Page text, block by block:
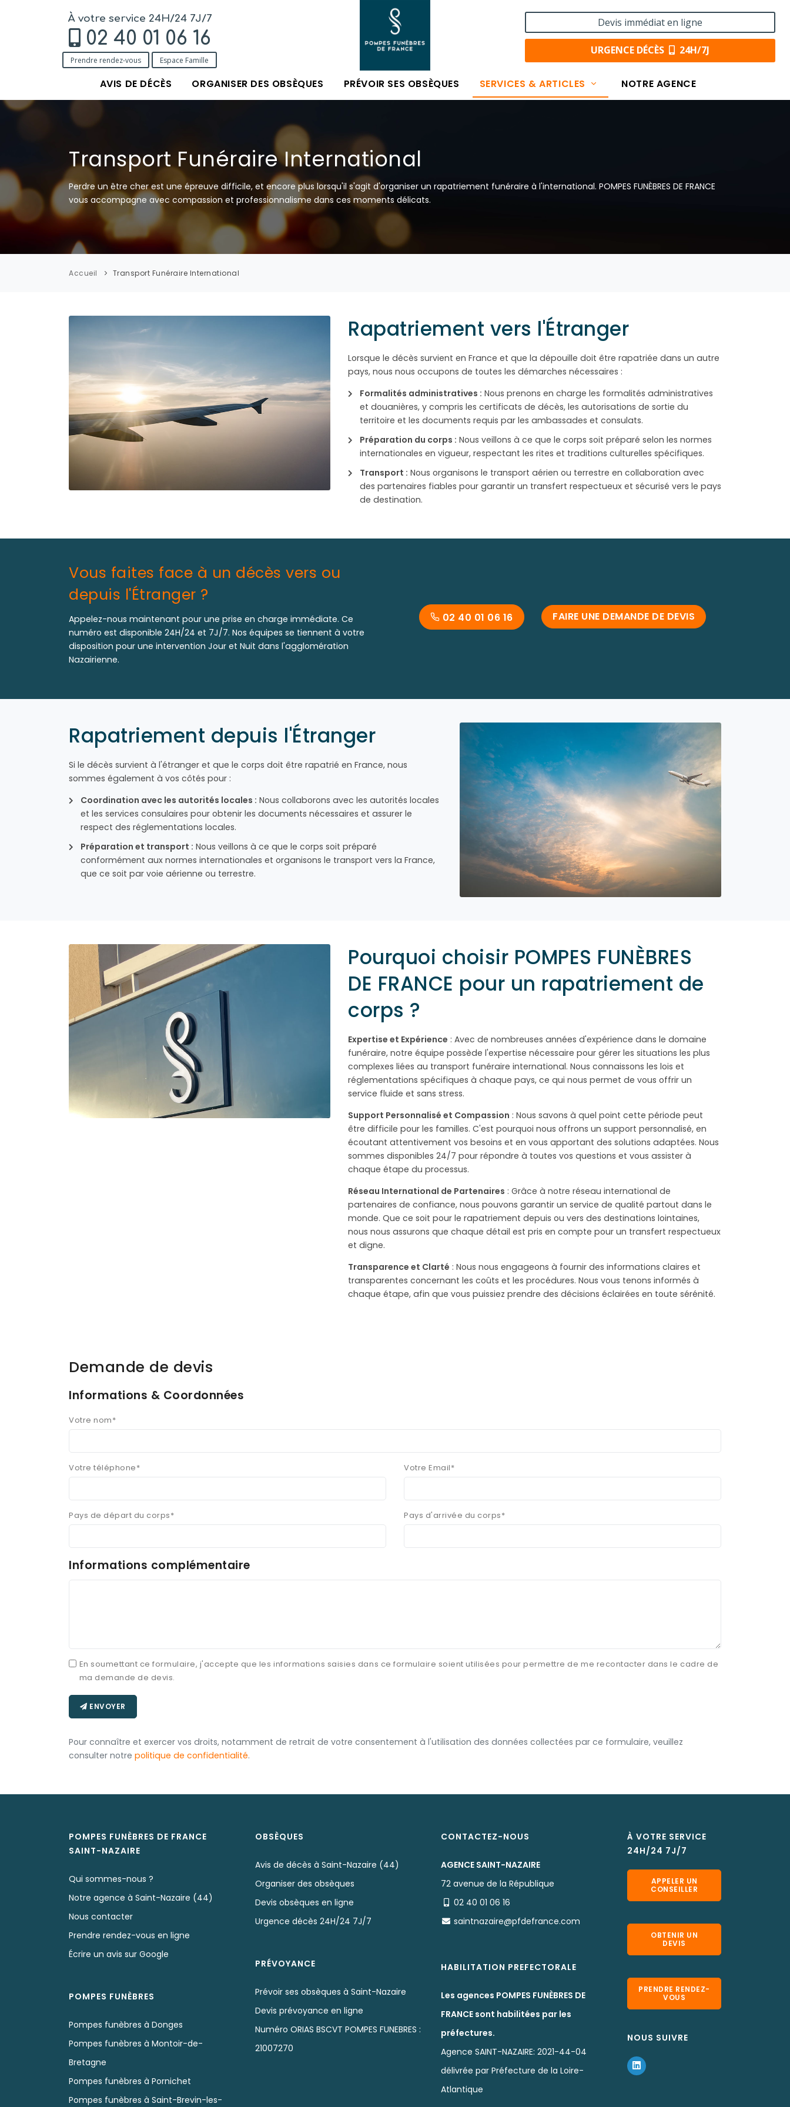
À votre service 24H/24 7J/7
02 40 01 06 16
Prendre rendez-vous Espace Famille
Devis immédiat en ligne
URGENCE DÉCÈS 24H/7J
AVIS DE DÉCÈS ORGANISER DES OBSÈQUES PRÉVOIR SES OBSÈQUES SERVICES & ARTICLES NOTRE AGENCE
Transport Funéraire International
Perdre un être cher est une épreuve difficile, et encore plus lorsqu'il s'agit d'organiser un rapatriement funéraire à l'international. POMPES FUNÈBRES DE FRANCE
vous accompagne avec compassion et professionnalisme dans ces moments délicats.
Accueil Transport Funéraire International
Rapatriement vers l'Étranger
Lorsque le décès survient en France et que la dépouille doit être rapatriée dans un autre
pays, nous nous occupons de toutes les démarches nécessaires :
Formalités administratives : Nous prenons en charge les formalités administratives
et douanières, y compris les certificats de décès, les autorisations de sortie du
territoire et les documents requis par les ambassades et consulats.
Préparation du corps : Nous veillons à ce que le corps soit préparé selon les normes
internationales en vigueur, respectant les rites et traditions culturelles spécifiques.
Transport : Nous organisons le transport aérien ou terrestre en collaboration avec
des partenaires fiables pour garantir un transfert respectueux et sécurisé vers le pays
de destination.
Vous faites face à un décès vers ou
depuis l'Étranger ?
Appelez-nous maintenant pour une prise en charge immédiate. Ce
numéro est disponible 24H/24 et 7J/7. Nos équipes se tiennent à votre
disposition pour une intervention Jour et Nuit dans l'agglomération
Nazairienne.
02 40 01 06 16 FAIRE UNE DEMANDE DE DEVIS
Rapatriement depuis l'Étranger
Si le décès survient à l'étranger et que le corps doit être rapatrié en France, nous
sommes également à vos côtés pour :
Coordination avec les autorités locales : Nous collaborons avec les autorités locales
et les services consulaires pour obtenir les documents nécessaires et assurer le
respect des réglementations locales.
Préparation et transport : Nous veillons à ce que le corps soit préparé
conformément aux normes internationales et organisons le transport vers la France,
que ce soit par voie aérienne ou terrestre.
Pourquoi choisir POMPES FUNÈBRES
DE FRANCE pour un rapatriement de
corps ?
Expertise et Expérience : Avec de nombreuses années d'expérience dans le domaine
funéraire, notre équipe possède l'expertise nécessaire pour gérer les situations les plus
complexes liées au transport funéraire international. Nous connaissons les lois et
réglementations spécifiques à chaque pays, ce qui nous permet de vous offrir un
service fluide et sans stress.
Support Personnalisé et Compassion : Nous savons à quel point cette période peut
être difficile pour les familles. C'est pourquoi nous offrons un support personnalisé, en
écoutant attentivement vos besoins et en vous apportant des solutions adaptées. Nous
sommes disponibles 24/7 pour répondre à toutes vos questions et vous assister à
chaque étape du processus.
Réseau International de Partenaires : Grâce à notre réseau international de
partenaires de confiance, nous pouvons garantir un service de qualité partout dans le
monde. Que ce soit pour le rapatriement depuis ou vers des destinations lointaines,
nous nous assurons que chaque détail est pris en compte pour un transfert respectueux
et digne.
Transparence et Clarté : Nous nous engageons à fournir des informations claires et
transparentes concernant les coûts et les procédures. Nous vous tenons informés à
chaque étape, afin que vous puissiez prendre des décisions éclairées en toute sérénité.
Demande de devis
Informations & Coordonnées
Votre nom*
Votre téléphone* Votre Email*
Pays de départ du corps* Pays d'arrivée du corps*
Informations complémentaire
En soumettant ce formulaire, j'accepte que les informations saisies dans ce formulaire soient utilisées pour permettre de me recontacter dans le cadre de
ma demande de devis.
ENVOYER
Pour connaître et exercer vos droits, notamment de retrait de votre consentement à l'utilisation des données collectées par ce formulaire, veuillez
consulter notre politique de confidentialité.
POMPES FUNÈBRES DE FRANCE
SAINT-NAZAIRE
Qui sommes-nous ?
Notre agence à Saint-Nazaire (44)
Nous contacter
Prendre rendez-vous en ligne
Écrire un avis sur Google
POMPES FUNÈBRES
Pompes funèbres à Donges
Pompes funèbres à Montoir-de-
Bretagne
Pompes funèbres à Pornichet
Pompes funèbres à Saint-Brevin-les-
OBSÈQUES
Avis de décès à Saint-Nazaire (44)
Organiser des obsèques
Devis obsèques en ligne
Urgence décès 24H/24 7J/7
PRÉVOYANCE
Prévoir ses obsèques à Saint-Nazaire
Devis prévoyance en ligne
Numéro ORIAS BSCVT POMPES FUNEBRES :
21007270
CONTACTEZ-NOUS
AGENCE SAINT-NAZAIRE
72 avenue de la République
02 40 01 06 16
saintnazaire@pfdefrance.com
HABILITATION PREFECTORALE
Les agences POMPES FUNÈBRES DE
FRANCE sont habilitées par les
préfectures.
Agence SAINT-NAZAIRE: 2021-44-04
délivrée par Préfecture de la Loire-
Atlantique
À VOTRE SERVICE
24H/24 7J/7
APPELER UN
CONSEILLER
OBTENIR UN
DEVIS
PRENDRE RENDEZ-
VOUS
NOUS SUIVRE